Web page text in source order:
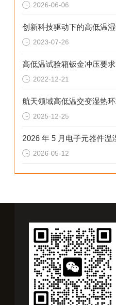
2026-06-06
2023-07-26
高低温试验箱钣金冲压要求
2022-12-21
2025-12-25
2026-05-12